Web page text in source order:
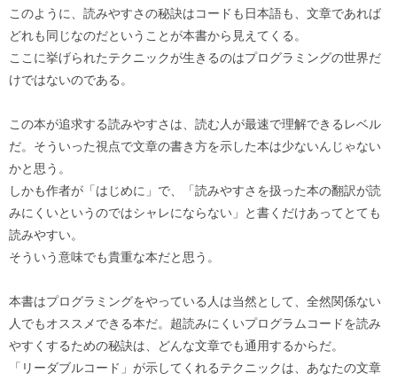
このように、読みやすさの秘訣はコードも日本語も、文章であれば
どれも同じなのだということが本書から見えてくる。
ここに挙げられたテクニックが生きるのはプログラミングの世界だ
けではないのである。
この本が追求する読みやすさは、読む人が最速で理解できるレベル
だ。そういった視点で文章の書き方を示した本は少ないんじゃない
かと思う。
しかも作者が「はじめに」で、「読みやすさを扱った本の翻訳が読
みにくいというのではシャレにならない」と書くだけあってとても
読みやすい。
そういう意味でも貴重な本だと思う。
本書はプログラミングをやっている人は当然として、全然関係ない
人でもオススメできる本だ。超読みにくいプログラムコードを読み
やすくするための秘訣は、どんな文章でも通用するからだ。
「リーダブルコード」が示してくれるテクニックは、あなたの文章